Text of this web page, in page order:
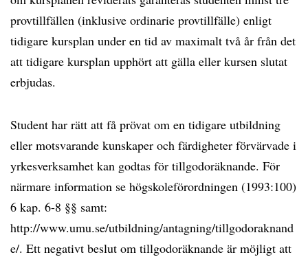
provtillfällen (inklusive ordinarie provtillfälle) enligt
tidigare kursplan under en tid av maximalt två år från det
att tidigare kursplan upphört att gälla eller kursen slutat
erbjudas.
Student har rätt att få prövat om en tidigare utbildning
eller motsvarande kunskaper och färdigheter förvärvade i
yrkesverksamhet kan godtas för tillgodoräknande. För
närmare information se högskoleförordningen (1993:100)
6 kap. 6-8 §§ samt:
http://www.umu.se/utbildning/antagning/tillgodoraknand
e/. Ett negativt beslut om tillgodoräknande är möjligt att